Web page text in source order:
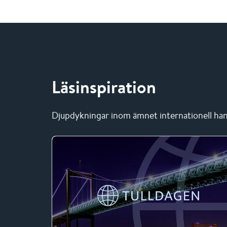
Läsinspiration
Djupdykningar inom ämnet internationell